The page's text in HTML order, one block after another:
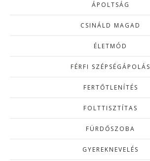
ÁPOLTSÁG
CSINÁLD MAGAD
ÉLETMÓD
FÉRFI SZÉPSÉGÁPOLÁS
FERTŐTLENÍTÉS
FOLTTISZTÍTAS
FÜRDŐSZOBA
GYEREKNEVELÉS